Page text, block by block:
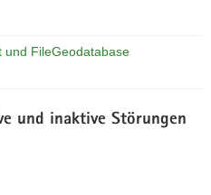
und FileGeodatabase
und inaktive Störungen